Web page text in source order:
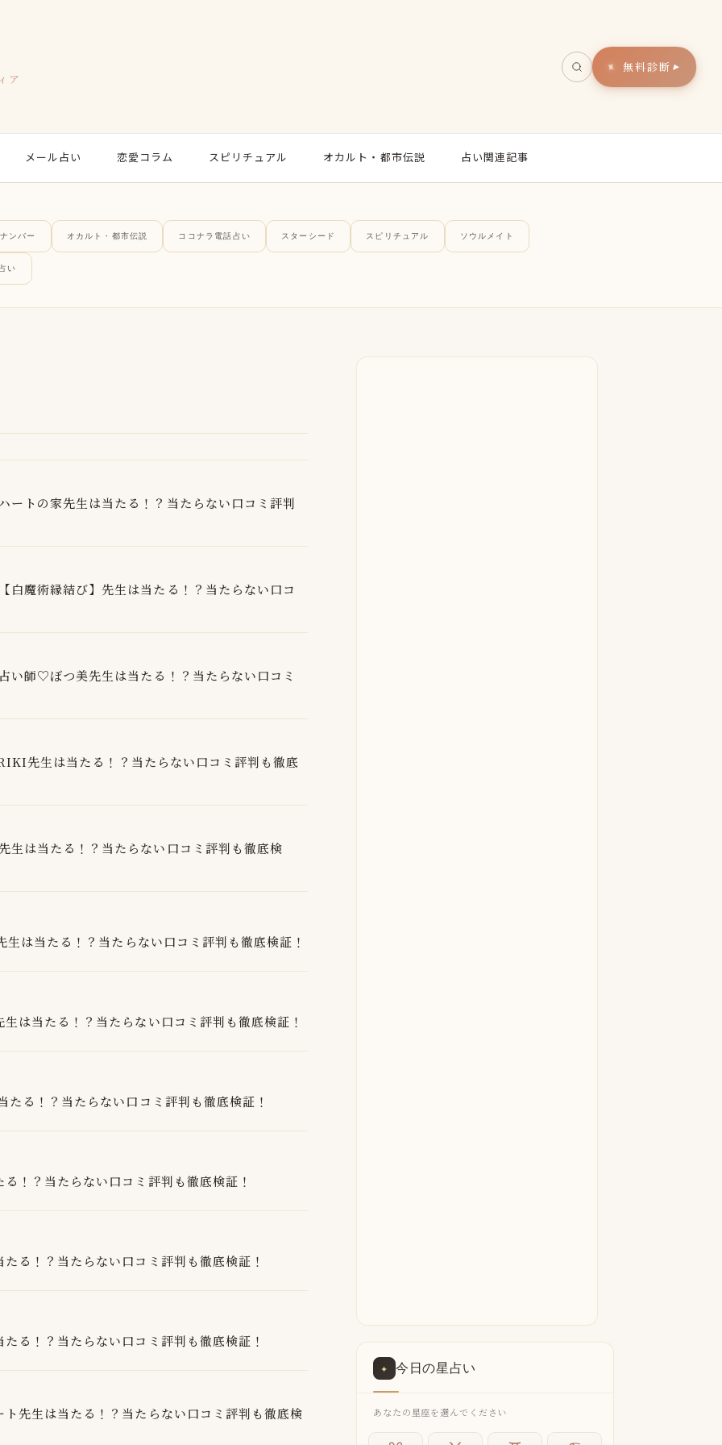
ア
無料診断 ▸
メール占い 恋愛コラム スピリチュアル オカルト・都市伝説 占い関連記事
ンバー オカルト・都市伝説 ココナラ電話占い スターシード スピリチュアル ソウルメイト
い
ートの家先生は当たる！？当たらない口コミ評判
白魔術縁結び】先生は当たる！？当たらない口コ
い師♡ぼつ美先生は当たる！？当たらない口コミ
先生は当たる！？当たらない口コミ評判も徹底
生は当たる！？当たらない口コミ評判も徹底検
は当たる！？当たらない口コミ評判も徹底検証！
は当たる！？当たらない口コミ評判も徹底検証！
る！？当たらない口コミ評判も徹底検証！
！？当たらない口コミ評判も徹底検証！
る！？当たらない口コミ評判も徹底検証！
る！？当たらない口コミ評判も徹底検証！
先生は当たる！？当たらない口コミ評判も徹底検
✦ 今日の星占い
あなたの星座を選んでください